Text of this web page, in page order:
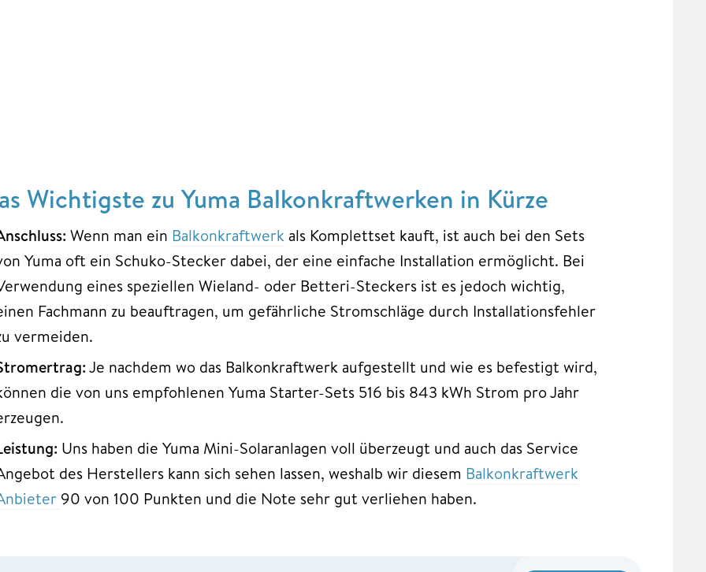
Wichtigste zu Yuma Balkonkraftwerken in Kürze
Wenn man ein Balkonkraftwerk als Komplettset kauft, ist auch bei den Sets
Yuma oft ein Schuko-Stecker dabei, der eine einfache Installation ermöglicht. Bei
eines speziellen Wieland- oder Betteri-Steckers ist es jedoch wichtig,
Fachmann zu beauftragen, um gefährliche Stromschläge durch Installationsfehler
vermeiden.
Je nachdem wo das Balkonkraftwerk aufgestellt und wie es befestigt wird,
die von uns empfohlenen Yuma Starter-Sets 516 bis 843 kWh Strom pro Jahr
Uns haben die Yuma Mini-Solaranlagen voll überzeugt und auch das Service
des Herstellers kann sich sehen lassen, weshalb wir diesem Balkonkraftwerk
90 von 100 Punkten und die Note sehr gut verliehen haben.